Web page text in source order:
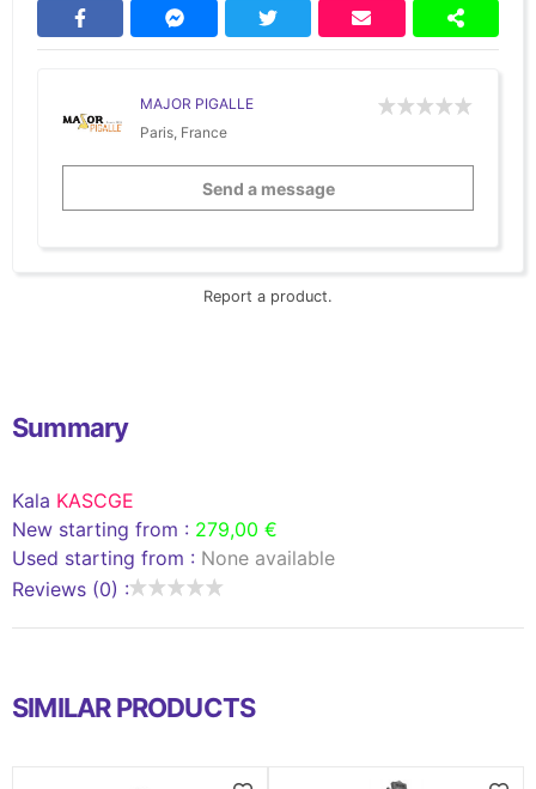
MAJOR PIGALLE
Paris, France
Send a message
Report a product.
Summary
Kala KASCGE
New starting from : 279,00 €
Used starting from : None available
Reviews (0) :
SIMILAR PRODUCTS